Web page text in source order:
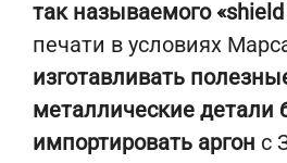
так называемого «shield
печати в условиях
изготавливать
металлические детали
импортировать аргон с